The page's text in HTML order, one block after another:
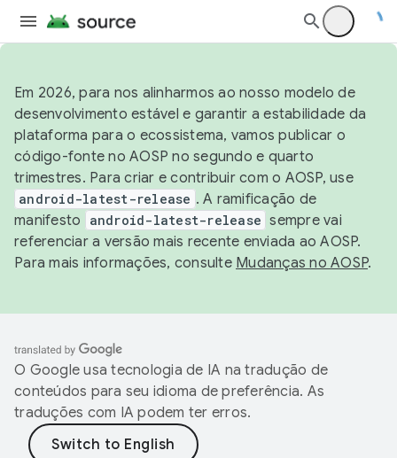
Em 2026, para nos alinharmos ao nosso modelo de
desenvolvimento estável e garantir a estabilidade da
plataforma para o ecossistema, vamos publicar o
código-fonte no AOSP no segundo e quarto
trimestres. Para criar e contribuir com o AOSP, use
android-latest-release . A ramificação de
manifesto
android-latest-release sempre vai
referenciar a versão mais recente enviada ao AOSP.
Para mais informações, consulte Mudanças no AOSP.
O Google usa tecnologia de IA na tradução de
conteúdos para seu idioma de preferência. As
traduções com IA podem ter erros.